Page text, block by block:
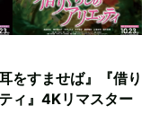
をすませば』『借り
ィ』4Kリマスター